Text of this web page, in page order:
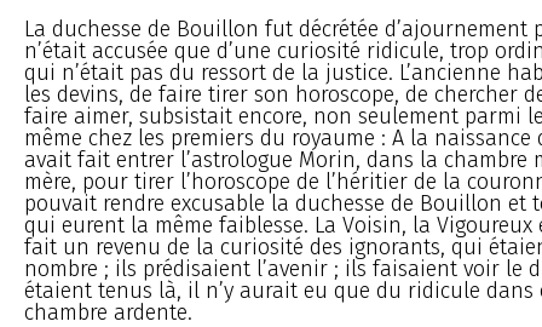
La duchesse de Bouillon fut décrétée d’ajournement
n’était accusée que d’une curiosité ridicule, trop
qui n’était pas du ressort de la justice. L’ancienne
les devins, de faire tirer son horoscope, de chercher
faire aimer, subsistait encore, non seulement parmi
même chez les premiers du royaume : A la naissance
avait fait entrer l’astrologue Morin, dans la chambre
mère, pour tirer l’horoscope de l’héritier de la
pouvait rendre excusable la duchesse de Bouillon et
qui eurent la même faiblesse. La Voisin, la Vigoureux
fait un revenu de la curiosité des ignorants, qui
nombre ; ils prédisaient l’avenir ; ils faisaient voir le
étaient tenus là, il n’y aurait eu que du ridicule dans
chambre ardente.